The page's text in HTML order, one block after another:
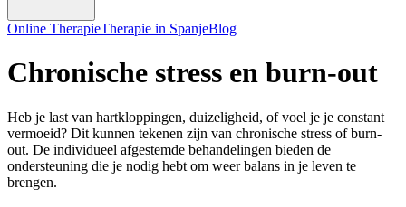
Online TherapieTherapie in SpanjeBlog
Chronische stress en burn-out
Heb je last van hartkloppingen, duizeligheid, of voel je je constant
vermoeid? Dit kunnen tekenen zijn van chronische stress of burn-
out. De individueel afgestemde behandelingen bieden de
ondersteuning die je nodig hebt om weer balans in je leven te
brengen.